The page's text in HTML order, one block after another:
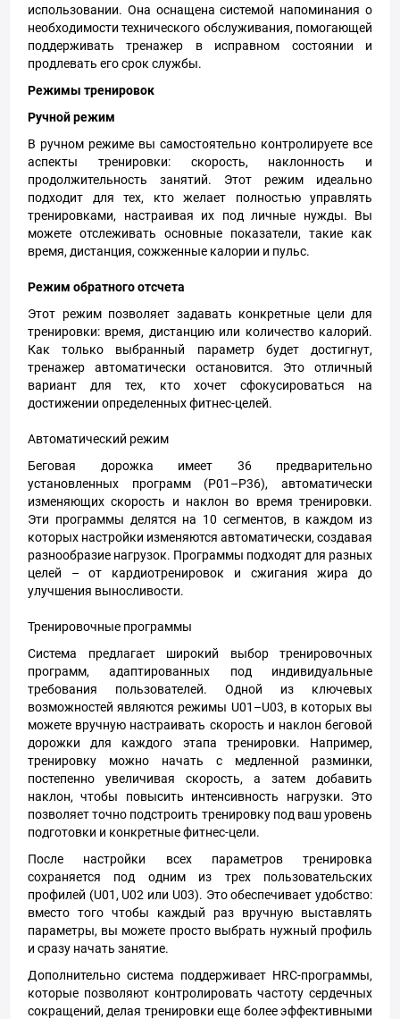
использовании. Она оснащена системой напоминания о
необходимости технического обслуживания, помогающей
поддерживать тренажер в исправном состоянии и
продлевать его срок службы.
Режимы тренировок
Ручной режим
В ручном режиме вы самостоятельно контролируете все
аспекты тренировки: скорость, наклонность и
продолжительность занятий. Этот режим идеально
подходит для тех, кто желает полностью управлять
тренировками, настраивая их под личные нужды. Вы
можете отслеживать основные показатели, такие как
время, дистанция, сожженные калории и пульс.
Режим обратного отсчета
Этот режим позволяет задавать конкретные цели для
тренировки: время, дистанцию ​​или количество калорий.
Как только выбранный параметр будет достигнут,
тренажер автоматически остановится. Это отличный
вариант для тех, кто хочет сфокусироваться на
достижении определенных фитнес-целей.
Автоматический режим
Беговая дорожка имеет 36 предварительно
установленных программ (P01–P36), автоматически
изменяющих скорость и наклон во время тренировки.
Эти программы делятся на 10 сегментов, в каждом из
которых настройки изменяются автоматически, создавая
разнообразие нагрузок. Программы подходят для разных
целей – от кардиотренировок и сжигания жира до
улучшения выносливости.
Тренировочные программы
Система предлагает широкий выбор тренировочных
программ, адаптированных под индивидуальные
требования пользователей. Одной из ключевых
возможностей являются режимы U01–U03, в которых вы
можете вручную настраивать скорость и наклон беговой
дорожки для каждого этапа тренировки. Например,
тренировку можно начать с медленной разминки,
постепенно увеличивая скорость, а затем добавить
наклон, чтобы повысить интенсивность нагрузки. Это
позволяет точно подстроить тренировку под ваш уровень
подготовки и конкретные фитнес-цели.
После настройки всех параметров тренировка
сохраняется под одним из трех пользовательских
профилей (U01, U02 или U03). Это обеспечивает удобство:
вместо того чтобы каждый раз вручную выставлять
параметры, вы можете просто выбрать нужный профиль
и сразу начать занятие.
Дополнительно система поддерживает HRC-программы,
которые позволяют контролировать частоту сердечных
сокращений, делая тренировки еще более эффективными